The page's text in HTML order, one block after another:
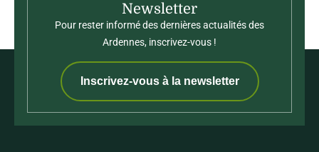
Newsletter
Pour rester informé des dernières actualités des
Ardennes, inscrivez-vous !
Inscrivez-vous à la newsletter